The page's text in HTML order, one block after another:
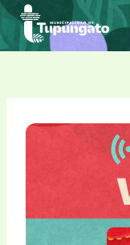
Ir
contenido